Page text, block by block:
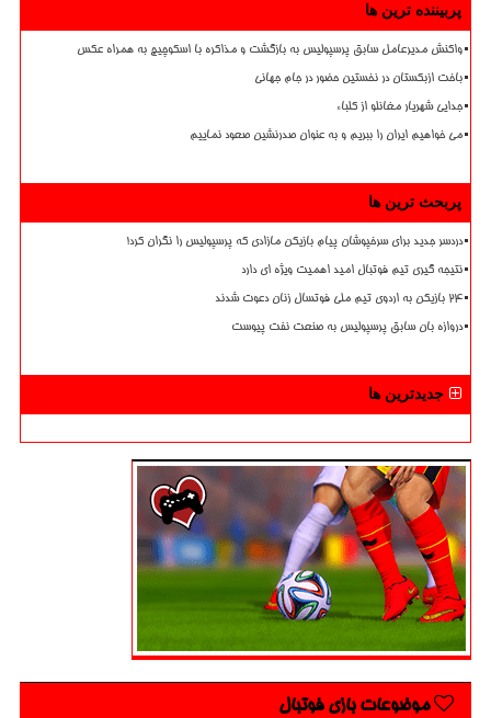
پربیننده ترین ها
واکنش مدیرعامل سابق پرسپولیس به بازگشت و مذاکره با اسکوچیچ به همراه عکس
باخت ازبکستان در نخستین حضور در جام جهانی
جدایی شهریار مغانلو از کلباء
می خواهیم ایران را ببریم و به عنوان صدرنشین صعود نماییم
پربحث ترین ها
دردسر جدید برای سرخپوشان پیام بازیکن مازادی که پرسپولیس را نگران کرد!
نتیجه گیری تیم فوتبال امید اهمیت ویژه ای دارد
۲۴ بازیکن به اردوی تیم ملی فوتسال زنان دعوت شدند
دروازه بان سابق پرسپولیس به صنعت نفت پیوست
جدیدترین ها
موضوعات بازی فوتبال